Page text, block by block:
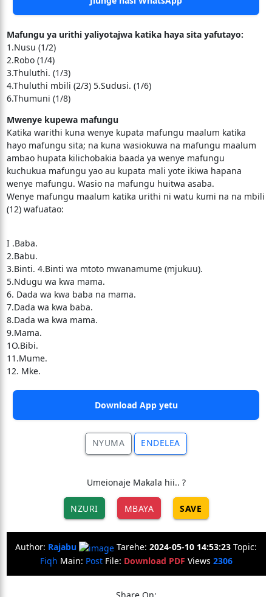
Mafungu ya urithi yaliyotajwa katika haya sita yafutayo:
1.Nusu (1/2)
2.Robo (1/4)
3.Thuluthi. (1/3)
4.Thuluthi mbili (2/3) 5.Sudusi. (1/6)
6.Thumuni (1/8)
Mwenye kupewa mafungu
Katika warithi kuna wenye kupata mafungu maalum katika
hayo mafungu sita; na kuna wasiokuwa na mafungu maalum
ambao hupata kilichobakia baada ya wenye mafungu
kuchukua mafungu yao au kupata mali yote ikiwa hapana
wenye mafungu. Wasio na mafungu huitwa asaba.
Wenye mafungu maalum katika urithi ni watu kumi na na mbili
(12) wafuatao:
I .Baba.
2.Babu.
3.Binti. 4.Binti wa mtoto mwanamume (mjukuu).
5.Ndugu wa kwa mama.
6. Dada wa kwa baba na mama.
7.Dada wa kwa baba.
8.Dada wa kwa mama.
9.Mama.
1O.Bibi.
11.Mume.
12. Mke.
Download App yetu
NYUMA ENDELEA
Umeionaje Makala hii.. ?
NZURI MBAYA SAVE
Author: Rajabu Tarehe: 2024-05-10 14:53:23 Topic:
Fiqh Main: PostFile: Download PDF Views 2306